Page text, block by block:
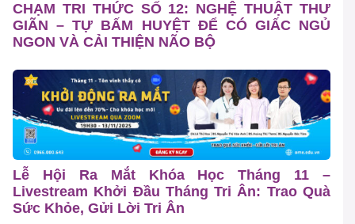
CHẠM TRI THỨC SỐ 12: NGHỆ THUẬT THƯ
GIÃN – TỰ BẤM HUYỆT ĐỂ CÓ GIẤC NGỦ
NGON VÀ CẢI THIỆN NÃO BỘ
Lễ Hội Ra Mắt Khóa Học Tháng 11 –
Livestream Khởi Đầu Tháng Tri Ân: Trao Quà
Sức Khỏe, Gửi Lời Tri Ân